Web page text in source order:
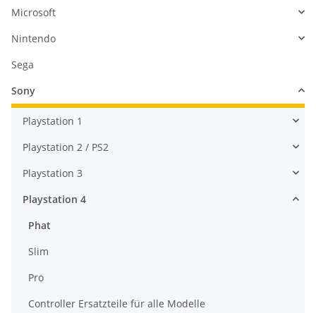
Microsoft
Nintendo
Sega
Sony
Playstation 1
Playstation 2 / PS2
Playstation 3
Playstation 4
Phat
Slim
Pro
Controller Ersatzteile für alle Modelle